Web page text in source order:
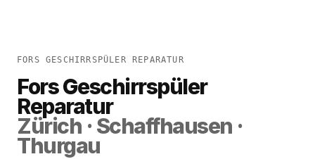
FORS GESCHIRRSPÜLER REPARATUR
Fors Geschirrspüler
Reparatur
Zürich · Schaffhausen ·
Thurgau